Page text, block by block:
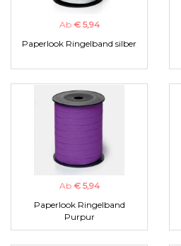
Ab € 5,94
Paperlook Ringelband silber
Ab € 5,94
Paperlook Ringelband
Purpur